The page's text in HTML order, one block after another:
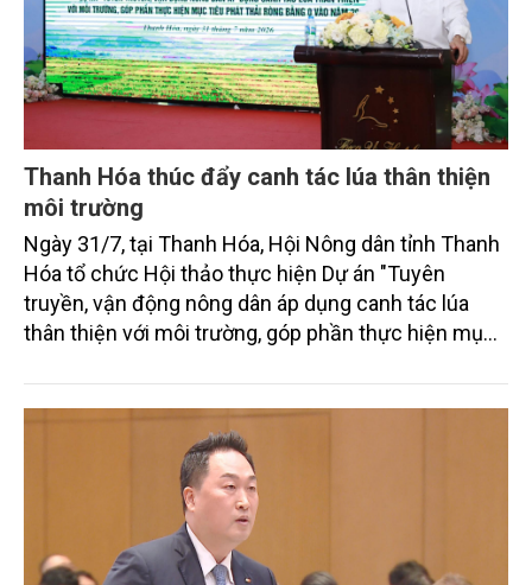
Thanh Hóa thúc đẩy canh tác lúa thân thiện
môi trường
Ngày 31/7, tại Thanh Hóa, Hội Nông dân tỉnh Thanh
Hóa tổ chức Hội thảo thực hiện Dự án "Tuyên
truyền, vận động nông dân áp dụng canh tác lúa
thân thiện với môi trường, góp phần thực hiện mục
trình thu hút sự tham gia của đông đảo đại biểu đến
từ các cơ quan quản lý nhà nước, đơn vị nghiên cứu,
doanh nghiệp, hợp tác xã và nông dân đang trực
tiếp triển khai mô hình sản xuất lúa phát thải thấp.